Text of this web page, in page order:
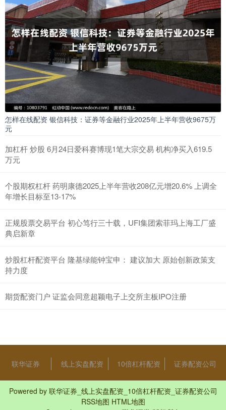
怎样在线配资 银信科技：证券等金融行业2025年上半年营收9675万
元
加杠杆 炒股 6月24日爱科赛博现1笔大宗交易 机构净买入619.5
万元
个股期权杠杆 药明康德2025上半年营收208亿元增20.6% 上调全
年增长目标至13-17%
正规股票交易平台 初心笃行三十载，UFI集团索菲玛上海工厂盛
典启新章
炒股杠杆配资平台 隆基绿能钟宝申： 建议加大 原始创新政策支
持力度
期货配资门户 证监会同意超颖电子上交所主板IPO注册
联华证券 线上实盘配资 10倍杠杆配资 证券配资公司
Powered by 联华证券_线上实盘配资_10倍杠杆配资_证券配资公司
RSS地图 HTML地图